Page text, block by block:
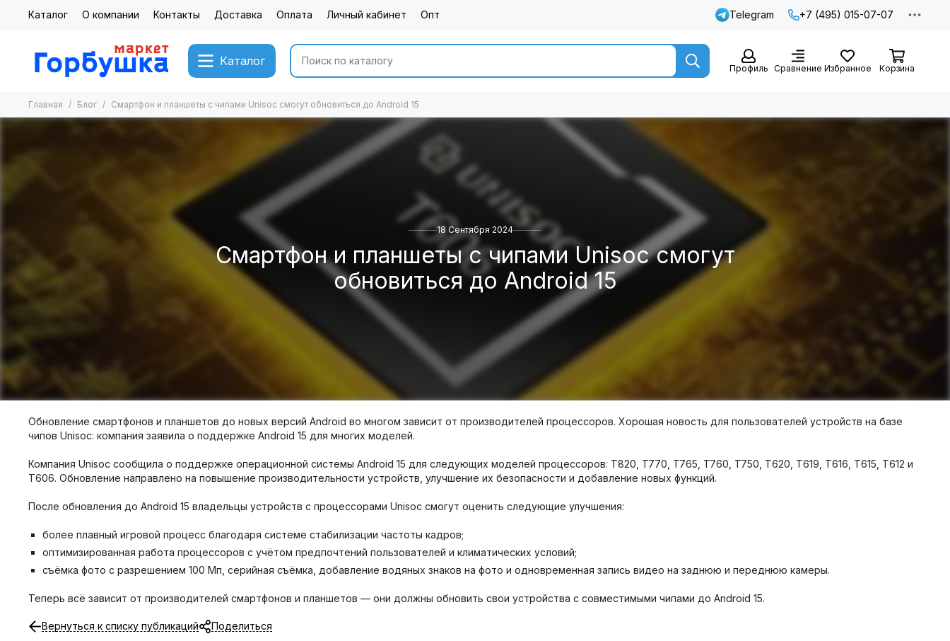
Каталог О компании Контакты Доставка Оплата Личный кабинет Опт Telegram +7 (495) 015-07-07
Каталог
Профиль Сравнение Избранное Корзина
Главная Блог Смартфон и планшеты с чипами Unisoc смогут обновиться до Android 15
18 Сентября 2024
Смартфон и планшеты с чипами Unisoc смогут
обновиться до Android 15
Обновление смартфонов и планшетов до новых версий Android во многом зависит от производителей процессоров. Хорошая новость для пользователей устройств на базе
чипов Unisoc: компания заявила о поддержке Android 15 для многих моделей.
Компания Unisoc сообщила о поддержке операционной системы Android 15 для следующих моделей процессоров: T820, T770, T765, T760, T750, T620, T619, T616, T615, T612 и
T606. Обновление направлено на повышение производительности устройств, улучшение их безопасности и добавление новых функций.
После обновления до Android 15 владельцы устройств с процессорами Unisoc смогут оценить следующие улучшения:
более плавный игровой процесс благодаря системе стабилизации частоты кадров;
оптимизированная работа процессоров с учётом предпочтений пользователей и климатических условий;
съёмка фото с разрешением 100 Мп, серийная съёмка, добавление водяных знаков на фото и одновременная запись видео на заднюю и переднюю камеры.
Теперь всё зависит от производителей смартфонов и планшетов — они должны обновить свои устройства с совместимыми чипами до Android 15.
Вернуться к списку публикаций Поделиться